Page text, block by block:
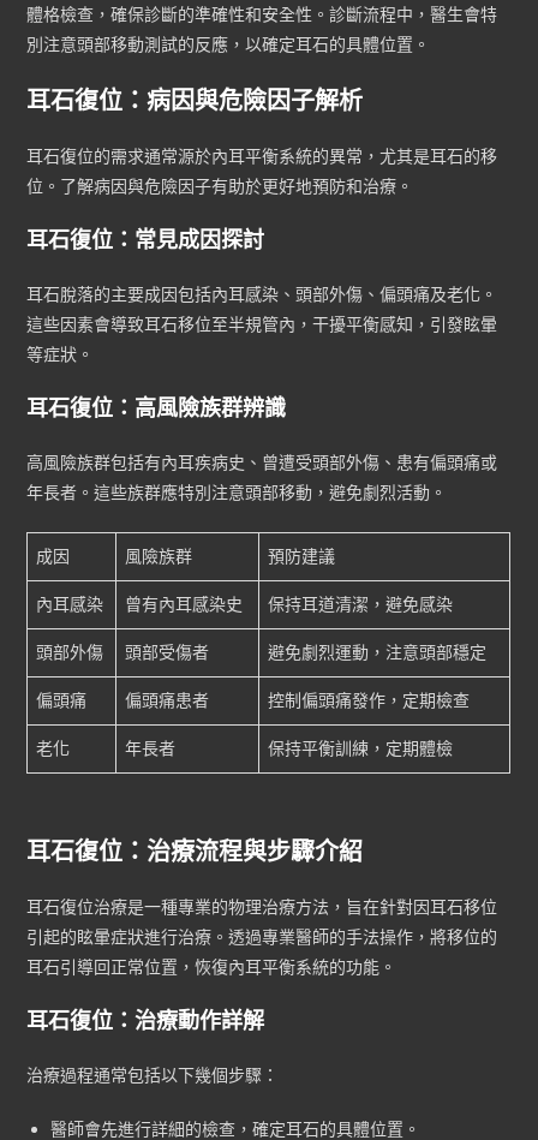
體格檢查，確保診斷的準確性和安全性。診斷流程中，醫生會特
別注意頭部移動測試的反應，以確定耳石的具體位置。
耳石復位：病因與危險因子解析
耳石復位的需求通常源於內耳平衡系統的異常，尤其是耳石的移
位。了解病因與危險因子有助於更好地預防和治療。
耳石復位：常見成因探討
耳石脫落的主要成因包括內耳感染、頭部外傷、偏頭痛及老化。
這些因素會導致耳石移位至半規管內，干擾平衡感知，引發眩暈
等症狀。
耳石復位：高風險族群辨識
高風險族群包括有內耳疾病史、曾遭受頭部外傷、患有偏頭痛或
年長者。這些族群應特別注意頭部移動，避免劇烈活動。
成因 風險族群 預防建議
內耳感染 曾有內耳感染史 保持耳道清潔，避免感染
頭部外傷 頭部受傷者 避免劇烈運動，注意頭部穩定
偏頭痛 偏頭痛患者 控制偏頭痛發作，定期檢查
老化 年長者 保持平衡訓練，定期體檢
耳石復位：治療流程與步驟介紹
耳石復位治療是一種專業的物理治療方法，旨在針對因耳石移位
引起的眩暈症狀進行治療。透過專業醫師的手法操作，將移位的
耳石引導回正常位置，恢復內耳平衡系統的功能。
耳石復位：治療動作詳解
治療過程通常包括以下幾個步驟：
醫師會先進行詳細的檢查，確定耳石的具體位置。